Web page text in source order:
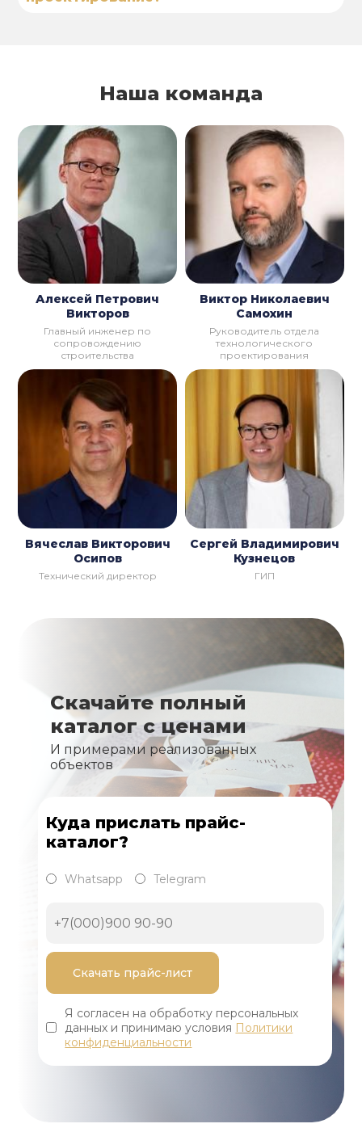
Наша команда
Алексей Петрович
Викторов
Главный инженер по
сопровождению
строительства
Виктор Николаевич
Самохин
Руководитель отдела
технологического
проектирования
Вячеслав Викторович
Осипов
Технический директор
Сергей Владимирович
Кузнецов
ГИП
Скачайте полный
каталог с ценами
И примерами реализованных
объектов
Куда прислать прайс-
каталог?
Whatsapp Telegram
Я согласен на обработку персональных
данных и принимаю условия Политики
конфиденциальности